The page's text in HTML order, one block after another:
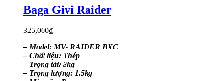
Baga Givi Raider
325,000₫
– Model: MV- RAIDER BXC
– Chất liệu: Thép
– Trọng tải: 3kg
– Trọng lượng: 1.5kg